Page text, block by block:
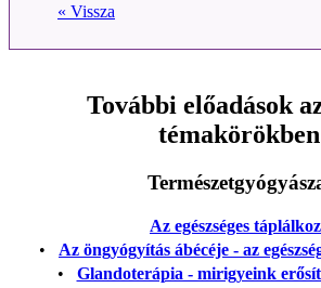
« Vissza
További előadások
Az egészséges
• Az öngyógyítás ábécéje - az
• Glandoterápia - mirigyeink